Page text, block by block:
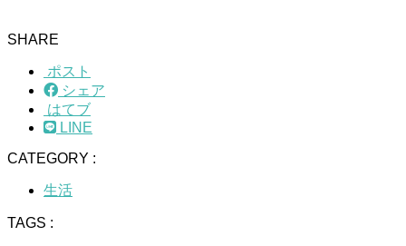
SHARE
ポスト
シェア
はてブ
LINE
CATEGORY :
生活
TAGS :